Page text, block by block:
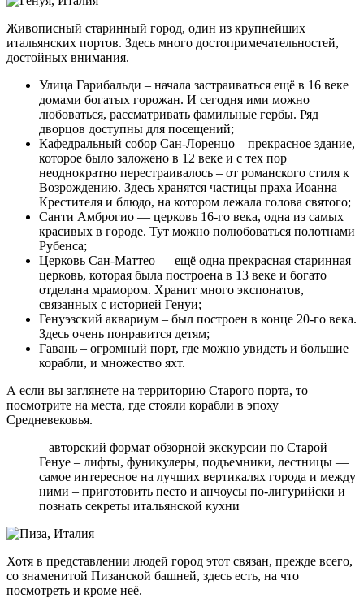
Живописный старинный город, один из крупнейших
итальянских портов. Здесь много достопримечательностей,
достойных внимания.
Улица Гарибальди – начала застраиваться ещё в 16 веке
домами богатых горожан. И сегодня ими можно
любоваться, рассматривать фамильные гербы. Ряд
дворцов доступны для посещений;
Кафедральный собор Сан-Лоренцо – прекрасное здание,
которое было заложено в 12 веке и с тех пор
неоднократно перестраивалось – от романского стиля к
Возрождению. Здесь хранятся частицы праха Иоанна
Крестителя и блюдо, на котором лежала голова святого;
Санти Амброгио — церковь 16-го века, одна из самых
красивых в городе. Тут можно полюбоваться полотнами
Рубенса;
Церковь Сан-Маттео — ещё одна прекрасная старинная
церковь, которая была построена в 13 веке и богато
отделана мрамором. Хранит много экспонатов,
связанных с историей Генуи;
Генуэзский аквариум – был построен в конце 20-го века.
Здесь очень понравится детям;
Гавань – огромный порт, где можно увидеть и большие
корабли, и множество яхт.
А если вы заглянете на территорию Старого порта, то
посмотрите на места, где стояли корабли в эпоху
Средневековья.
– авторский формат обзорной экскурсии по Старой
Генуе – лифты, фуникулеры, подъемники, лестницы —
самое интересное на лучших вертикалях города и между
ними – приготовить песто и анчоусы по-лигурийски и
познать секреты итальянской кухни
Хотя в представлении людей город этот связан, прежде всего,
со знаменитой Пизанской башней, здесь есть, на что
посмотреть и кроме неё.